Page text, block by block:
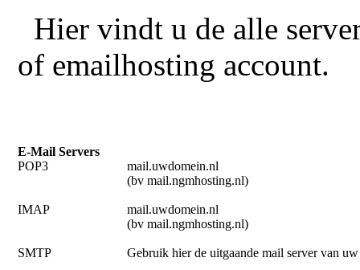
Hier vindt u de alle
of emailhosting account.
E-Mail Servers
POP3
mail.uwdomein.nl
(bv mail.ngmhosting.nl)
IMAP
mail.uwdomein.nl
(bv mail.ngmhosting.nl)
SMTP Gebruik hier de uitgaande mail server van